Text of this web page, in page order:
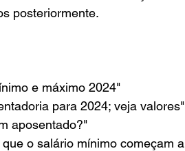
posteriormente.
e máximo 2024"
para 2024; veja valores"
aposentado?"
o salário mínimo começam a